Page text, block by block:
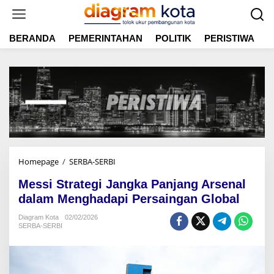
t
BERANDA PEMERINTAHAN POLITIK PERISTIWA
Homepage / SERBA-SERBI
s
s
Messi Strategi Jangka Panjang Arsenal
dalam Menghadapi Persaingan Global
Diagram Kota
02/02/2026
SERBA-SERBI